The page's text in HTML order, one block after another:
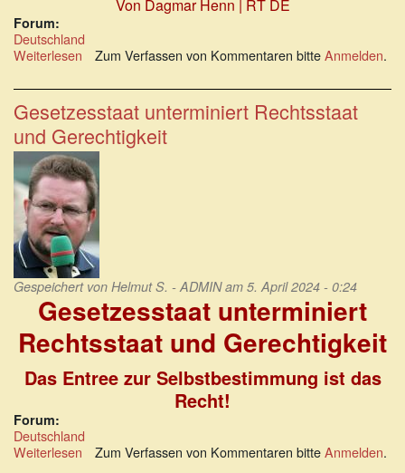
Von Dagmar Henn | RT DE
Forum:
Deutschland
Weiterlesen über
aus
dem
Beamtenverhältnis
Zum Verfassen von Kommentaren bitteAnmelden.
Gesetzesstaat unterminiert Rechtsstaat
und Gerechtigkeit
Gespeichert von Helmut S. - ADMINam 5. April 2024 - 0:24
Gesetzesstaat unterminiert
Rechtsstaat und Gerechtigkeit
Das Entree zur Selbstbestimmung ist das
Recht!
Forum:
Deutschland
Weiterlesen über
Zum Verfassen von Kommentaren bitteAnmelden.